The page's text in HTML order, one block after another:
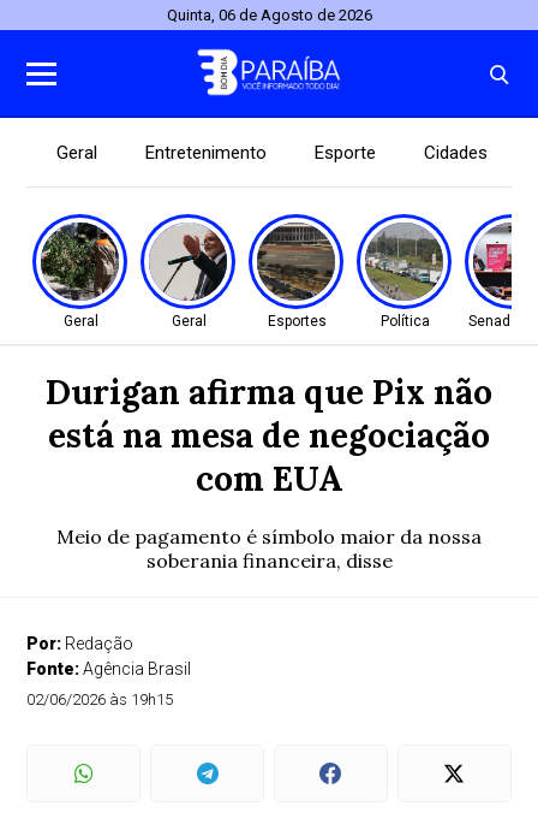
Quinta, 06 de Agosto de 2026
Geral Entretenimento Esporte Cidades
Geral Geral Esportes Política Senado
Durigan afirma que Pix não
está na mesa de negociação
com EUA
Meio de pagamento é símbolo maior da nossa
soberania financeira, disse
Por: Redação
Fonte:Agência Brasil
02/06/2026 às 19h15